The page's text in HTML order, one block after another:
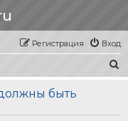
Вход
Регистрация
с
быть